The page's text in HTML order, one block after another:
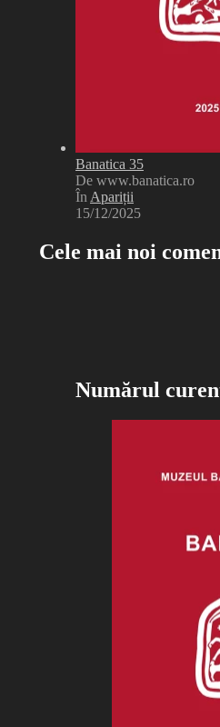
Banatica 35
De www.banatica.ro
În Apariții
15/12/2025
Cele mai noi
Numărul